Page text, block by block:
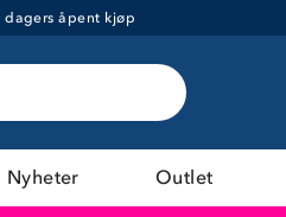
dagers åpent kjøp
Nyheter Outlet